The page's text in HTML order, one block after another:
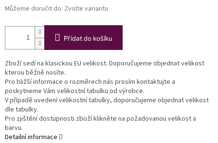
Můžeme doručit do: Zvolte variantu
Přidat do košíku
Zboží sedí na klasickou EU velikost. Doporučujeme objednat velikost
kterou běžně nosíte.
Pro bližší informace o rozměrech nás prosím kontaktujte a
poskytneme Vám velikostní tabulku od výrobce.
V případě uvedení velikostní tabulky, doporučujeme objednat velikost
dle tabulky.
Pro zjištění dostupnosti zboží klikněte na požadovanou velikost a
barvu.
Detailní informace